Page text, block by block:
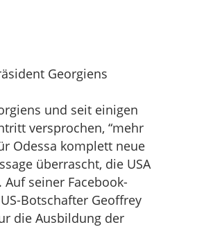
Georgiens
und seit einigen
versprochen, “mehr
Odessa komplett neue
überrascht, die USA
seiner Facebook-
Botschafter Geoffrey
die Ausbildung der